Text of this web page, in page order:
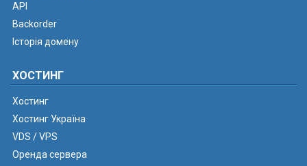
API
Backorder
Історія домену
ХОСТИНГ
Хостинг
Хостинг Україна
VDS / VPS
Оренда сервера